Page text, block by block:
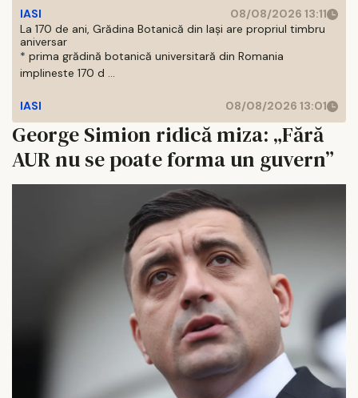
IASI
08/08/2026 13:11
La 170 de ani, Grădina Botanică din Iași are propriul timbru
aniversar
* prima grădină botanică universitară din Romania
implineste 170 d ...
IASI 08/08/2026 13:01
George Simion ridică miza: „Fără
AUR nu se poate forma un guvern”